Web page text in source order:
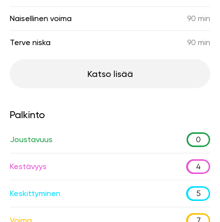
Naisellinen voima 90 min
Terve niska 90 min
Katso lisää
Palkinto
Joustavuus 0
Kestävyys 4
Keskittyminen 5